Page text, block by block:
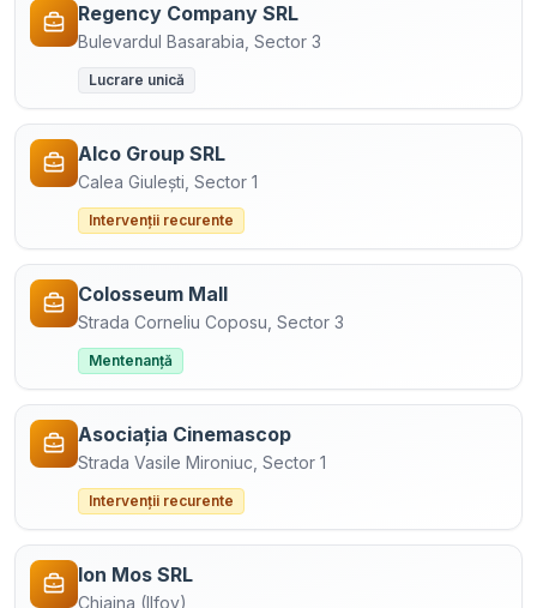
Regency Company SRL
Bulevardul Basarabia, Sector 3
Lucrare unică
Alco Group SRL
Calea Giulești, Sector 1
Intervenții recurente
Colosseum Mall
Strada Corneliu Coposu, Sector 3
Mentenanță
Asociația Cinemascop
Strada Vasile Mironiuc, Sector 1
Intervenții recurente
Ion Mos SRL
Chiajna (Ilfov)